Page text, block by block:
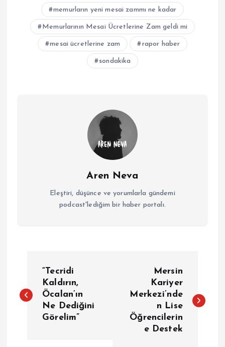
memurların yeni mesai zammı ne kadar
Memurlarının Mesai Ücretlerine Zam geldi mi
mesai ücretlerine zam rapor haber
sondakika
Aren Neva
Eleştiri, düşünce ve yorumlarla gündemi
podcast'lediğim bir haber portalı.
a
“Tecridi
Kaldırın,
Öcalan’ın
Ne Dediğini
Görelim”
Mersin
Kariyer
Merkezi’nde
n Lise
Öğrencilerin
e Destek